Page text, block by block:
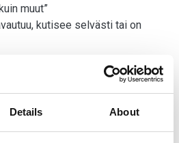
Details About
muut”
kutisee selvästi tai on
on runsaasti ja
säännöllinen ihon tarkkailu on
huomioimiseksi.